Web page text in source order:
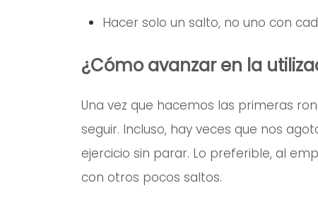
Hacer solo un salto, no uno con
¿Cómo avanzar en la
Una vez que hacemos las primeras
seguir. Incluso, hay veces que nos
ejercicio sin parar. Lo preferible, al
con otros pocos saltos.